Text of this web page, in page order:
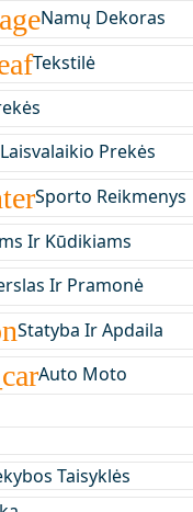
Namų Dekoras
Tekstilė
Laisvalaikio Prekės
Sporto Reikmenys
Ir Kūdikiams
Ir Pramonė
Statyba Ir Apdaila
Auto Moto
Taisyklės